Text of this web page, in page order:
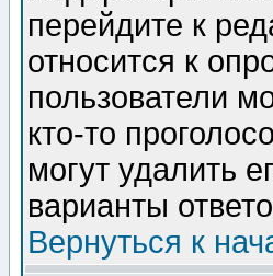
перейдите к
относится к
пользователи
кто-то
могут удалить
варианты
Вернуться к